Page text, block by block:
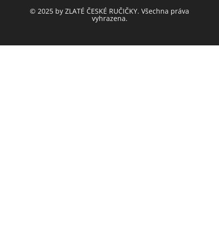
© 2025 by ZLATÉ ČESKÉ RUČIČKY. Všechna práva
vyhrazena.